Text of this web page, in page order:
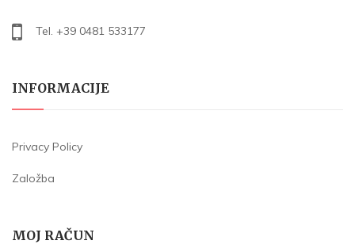
Tel. +39 0481 533177
INFORMACIJE
Privacy Policy
Založba
MOJ RAČUN